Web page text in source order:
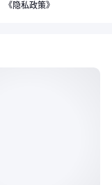
《隐私政策》